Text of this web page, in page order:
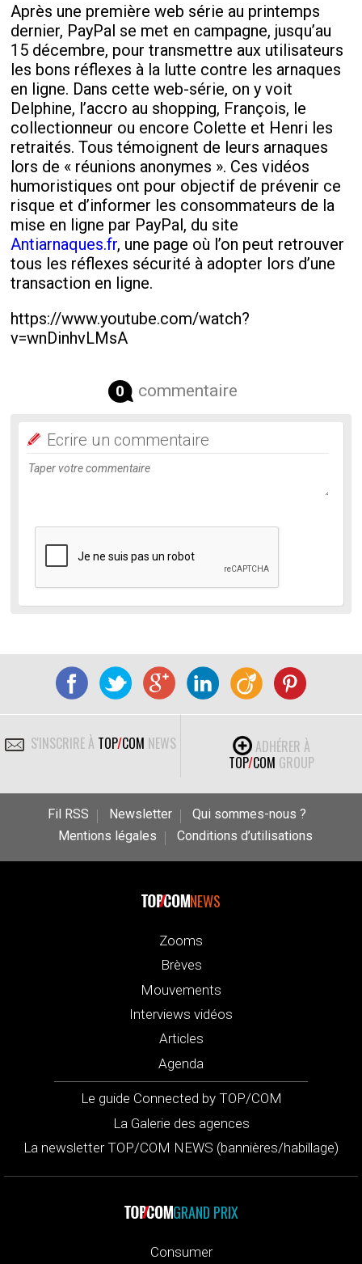
Après une première web série au printemps
dernier, PayPal se met en campagne, jusqu’au
15 décembre, pour transmettre aux utilisateurs
les bons réflexes à la lutte contre les arnaques
en ligne. Dans cette web-série, on y voit
Delphine, l’accro au shopping, François, le
collectionneur ou encore Colette et Henri les
retraités. Tous témoignent de leurs arnaques
lors de « réunions anonymes ». Ces vidéos
humoristiques ont pour objectif de prévenir ce
risque et d’informer les consommateurs de la
mise en ligne par PayPal, du site
Antiarnaques.fr, une page où l’on peut retrouver
tous les réflexes sécurité à adopter lors d’une
transaction en ligne.
https://www.youtube.com/watch?
v=wnDinhvLMsA
0 commentaire
Ecrire un commentaire
S'INSCRIRE À TOP/COM NEWS
ADHÉRER À
TOP/COM GROUP
Fil RSS Newsletter
Qui sommes-nous ?
Mentions légales
Conditions d’utilisations
NEWS
Zooms
Brèves
Mouvements
Interviews vidéos
Articles
Agenda
Le guide Connected by TOP/COM
La Galerie des agences
La newsletter TOP/COM NEWS (bannières/habillage)
GRAND PRIX
Consumer